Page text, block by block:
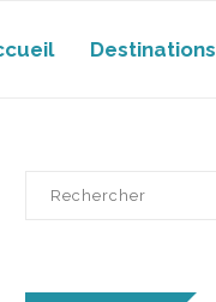
Destinations